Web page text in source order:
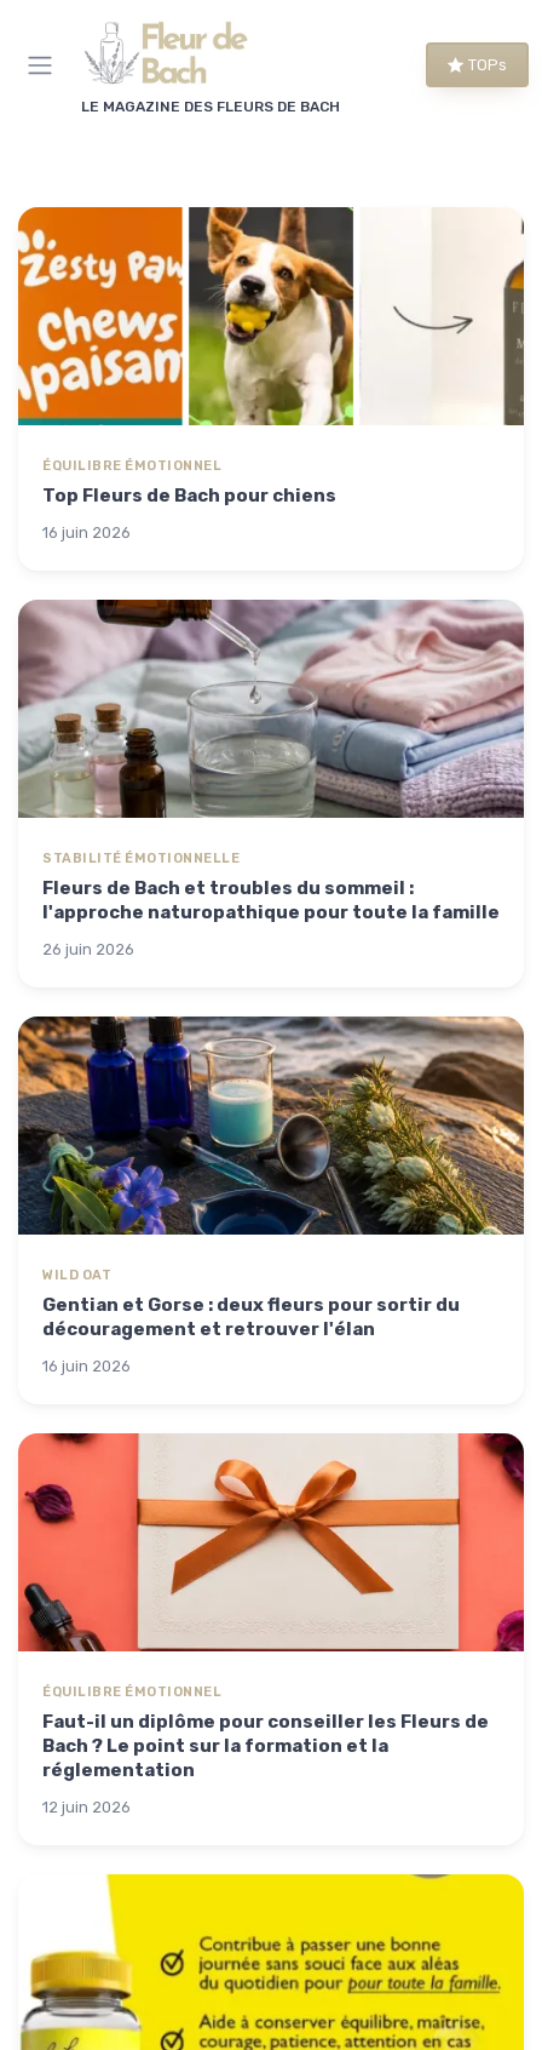
LE MAGAZINE DES FLEURS DE BACH
TOPs
ÉQUILIBRE ÉMOTIONNEL
Top Fleurs de Bach pour chiens
16 juin 2026
STABILITÉ ÉMOTIONNELLE
Fleurs de Bach et troubles du sommeil :
l'approche naturopathique pour toute la famille
26 juin 2026
WILD OAT
Gentian et Gorse : deux fleurs pour sortir du
découragement et retrouver l'élan
16 juin 2026
ÉQUILIBRE ÉMOTIONNEL
Faut-il un diplôme pour conseiller les Fleurs de
Bach ? Le point sur la formation et la
réglementation
12 juin 2026